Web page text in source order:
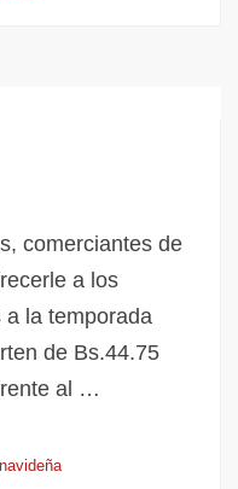
comerciantes de
a los
la temporada
de Bs.44.75
al …